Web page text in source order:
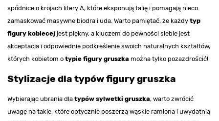
spódnice o krojach litery A, które eksponują talię i pomagają nieco
zamaskować masywne biodra i uda. Warto pamiętać, że każdy typ
figury kobiecej jest piękny, a kluczem do pewności siebie jest
akceptacja i odpowiednie podkreślenie swoich naturalnych kształtów,
których kobietom o typie figury gruszka można tylko pozazdrościć!
Stylizacje dla typów figury gruszka
Wybierając ubrania dla typów sylwetki gruszka, warto zwrócić
uwagę na takie, które optycznie poszerzą wąskie ramiona i uwydatnią